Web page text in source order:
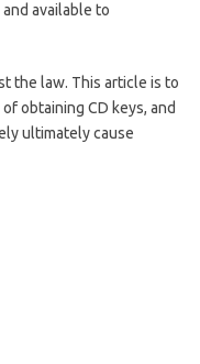
available to
the law. This article is to
obtaining CD keys, and
ultimately cause